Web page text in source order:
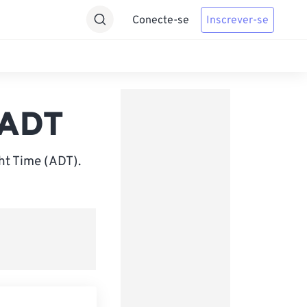
Conecte-se Inscrever-se
Time (ADT).